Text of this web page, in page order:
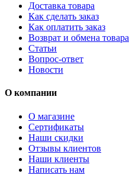
Доставка товара
Как сделать заказ
Как оплатить заказ
Возврат и обмена товара
Статьи
Вопрос-ответ
Новости
О компании
О магазине
Сертификаты
Наши скидки
Отзывы клиентов
Наши клиенты
Написать нам